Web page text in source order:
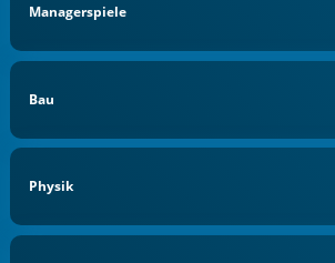
Managerspiele
Bau
Physik